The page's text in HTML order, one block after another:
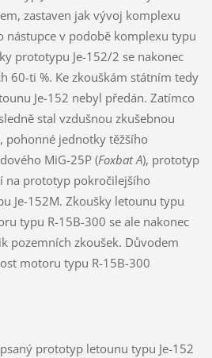
zastaven jak vývoj komplexu
nástupce v podobě komplexu typu
prototypu Je-152/2 se nakonec
60-ti %. Ke zkouškám státním tedy
Je-152 nebyl předán. Zatímco
stal vzdušnou zkušebnou
pohonné jednotky těžšího
MiG-25P (Foxbat A), prototyp
na prototyp pokročilejšího
Je-152M. Zkoušky letounu typu
typu R-15B-300 se ale nakonec
pozemních zkoušek. Důvodem
motoru typu R-15B-300
prototyp letounu typu Je-152